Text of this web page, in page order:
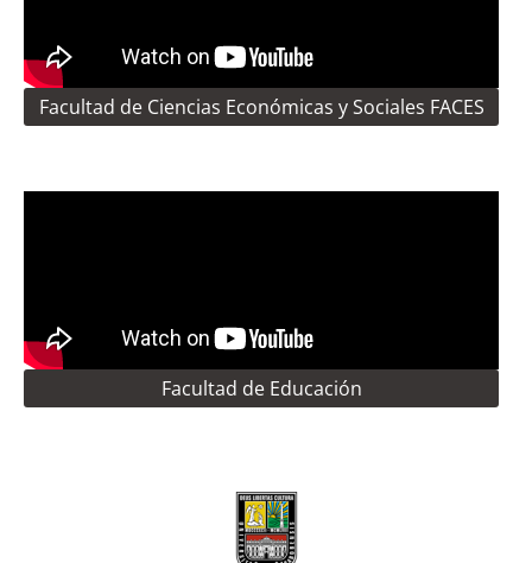
Facultad de Ciencias Económicas y Sociales FACES
Facultad de Educación